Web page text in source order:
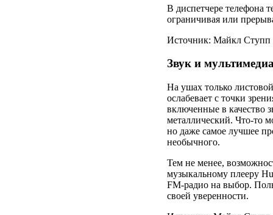
В диспетчере телефона
ограничивая или
Источник: Майкл Ступп
Звук и
На ушах только
ослабевает с точки
включенные в качество
металлический. Что-то
но даже самое лучшее
необычного.
Тем не менее,
музыкальному плееру
FM-радио на выбор.
своей уверенности.